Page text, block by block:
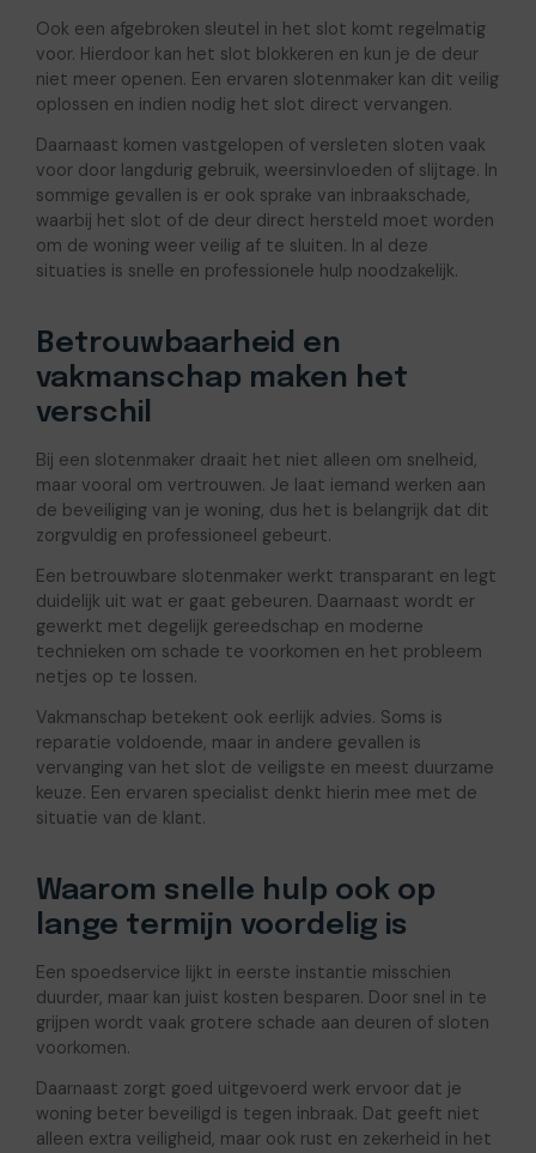
Ook een afgebroken sleutel in het slot komt regelmatig
voor. Hierdoor kan het slot blokkeren en kun je de deur
niet meer openen. Een ervaren slotenmaker kan dit veilig
oplossen en indien nodig het slot direct vervangen.
Daarnaast komen vastgelopen of versleten sloten vaak
voor door langdurig gebruik, weersinvloeden of slijtage. In
sommige gevallen is er ook sprake van inbraakschade,
waarbij het slot of de deur direct hersteld moet worden
om de woning weer veilig af te sluiten. In al deze
situaties is snelle en professionele hulp noodzakelijk.
Betrouwbaarheid en
vakmanschap maken het
verschil
Bij een slotenmaker draait het niet alleen om snelheid,
maar vooral om vertrouwen. Je laat iemand werken aan
de beveiliging van je woning, dus het is belangrijk dat dit
zorgvuldig en professioneel gebeurt.
Een betrouwbare slotenmaker werkt transparant en legt
duidelijk uit wat er gaat gebeuren. Daarnaast wordt er
gewerkt met degelijk gereedschap en moderne
technieken om schade te voorkomen en het probleem
netjes op te lossen.
Vakmanschap betekent ook eerlijk advies. Soms is
reparatie voldoende, maar in andere gevallen is
vervanging van het slot de veiligste en meest duurzame
keuze. Een ervaren specialist denkt hierin mee met de
situatie van de klant.
Waarom snelle hulp ook op
lange termijn voordelig is
Een spoedservice lijkt in eerste instantie misschien
duurder, maar kan juist kosten besparen. Door snel in te
grijpen wordt vaak grotere schade aan deuren of sloten
voorkomen.
Daarnaast zorgt goed uitgevoerd werk ervoor dat je
woning beter beveiligd is tegen inbraak. Dat geeft niet
alleen extra veiligheid, maar ook rust en zekerheid in het